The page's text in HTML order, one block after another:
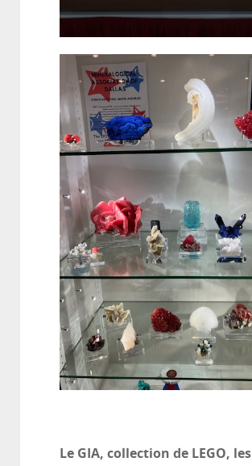
Le GIA, collection de LEGO, les